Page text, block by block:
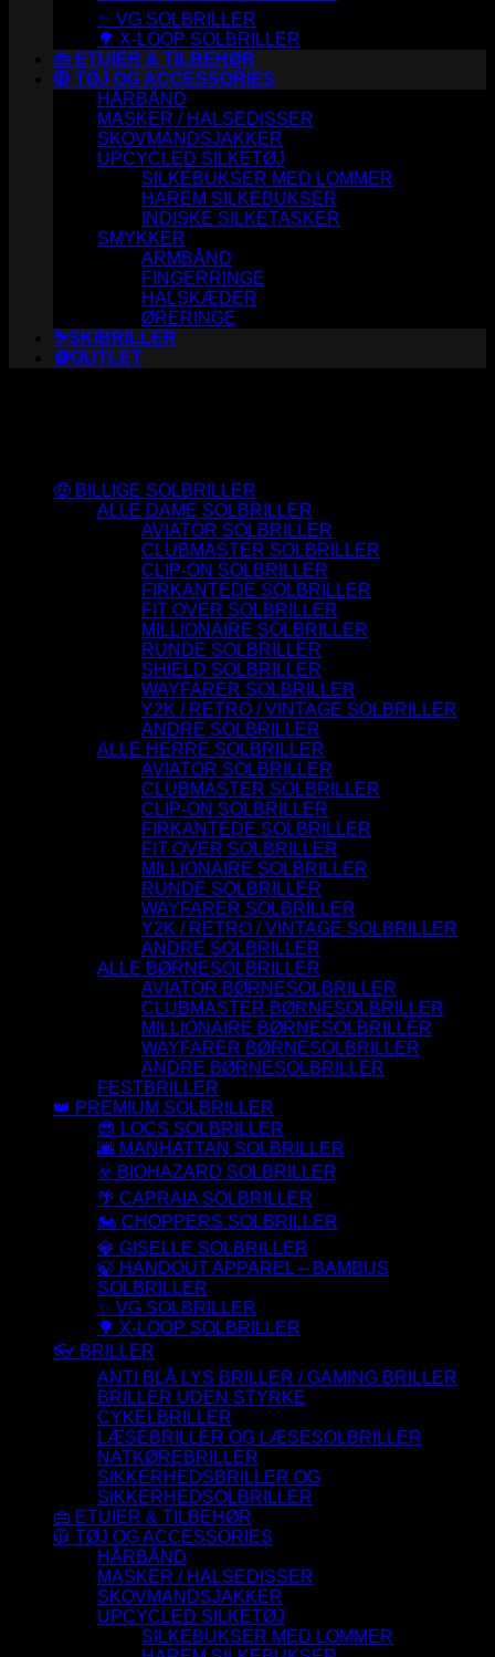
✨ VG SOLBRILLER
🌳 X-LOOP SOLBRILLER
👜 ETUIER & TILBEHØR
🧥 TØJ OG ACCESSORIES
HÅRBÅND
MASKER / HALSEDISSER
SKOVMANDSJAKKER
UPCYCLED SILKETØJ
SILKEBUKSER MED LOMMER
HAREM SILKEBUKSER
INDISKE SILKETASKER
SMYKKER
ARMBÅND
FINGERRINGE
HALSKÆDER
ØRERINGE
⛷️SKIBRILLER
🪙OUTLET
🤑 BILLIGE SOLBRILLER
ALLE DAME SOLBRILLER
AVIATOR SOLBRILLER
CLUBMASTER SOLBRILLER
CLIP-ON SOLBRILLER
FIRKANTEDE SOLBRILLER
FIT OVER SOLBRILLER
MILLIONAIRE SOLBRILLER
RUNDE SOLBRILLER
SHIELD SOLBRILLER
WAYFARER SOLBRILLER
Y2K / RETRO / VINTAGE SOLBRILLER
ANDRE SOLBRILLER
ALLE HERRE SOLBRILLER
AVIATOR SOLBRILLER
CLUBMASTER SOLBRILLER
CLIP-ON SOLBRILLER
FIRKANTEDE SOLBRILLER
FIT OVER SOLBRILLER
MILLIONAIRE SOLBRILLER
RUNDE SOLBRILLER
WAYFARER SOLBRILLER
Y2K / RETRO / VINTAGE SOLBRILLER
ANDRE SOLBRILLER
ALLE BØRNESOLBRILLER
AVIATOR BØRNESOLBRILLER
CLUBMASTER BØRNESOLBRILLER
MILLIONAIRE BØRNESOLBRILLER
WAYFARER BØRNESOLBRILLER
ANDRE BØRNESOLBRILLER
FESTBRILLER
👑 PREMIUM SOLBRILLER
😎 LOCS SOLBRILLER
🌆 MANHATTAN SOLBRILLER
☣️ BIOHAZARD SOLBRILLER
🌴 CAPRAIA SOLBRILLER
🏍️ CHOPPERS SOLBRILLER
💎 GISELLE SOLBRILLER
🍃 HANDOUT APPAREL – BAMBUS
SOLBRILLER
✨ VG SOLBRILLER
🌳 X-LOOP SOLBRILLER
👓 BRILLER
ANTI BLÅ LYS BRILLER / GAMING BRILLER
BRILLER UDEN STYRKE
CYKELBRILLER
LÆSEBRILLER OG LÆSESOLBRILLER
NATKØREBRILLER
SIKKERHEDSBRILLER OG
SIKKERHEDSOLBRILLER
👜 ETUIER & TILBEHØR
🧥 TØJ OG ACCESSORIES
HÅRBÅND
MASKER / HALSEDISSER
SKOVMANDSJAKKER
UPCYCLED SILKETØJ
SILKEBUKSER MED LOMMER